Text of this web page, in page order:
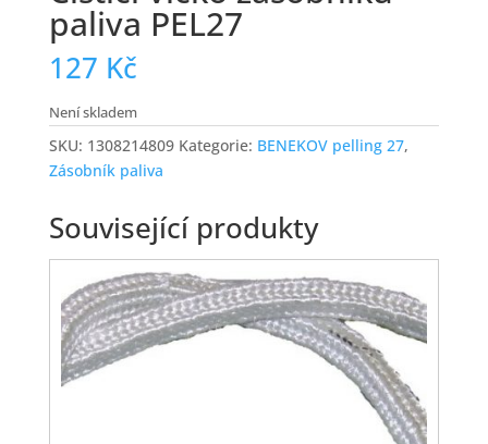
paliva PEL27
127 Kč
Není skladem
SKU: 1308214809 Kategorie: BENEKOV pelling 27,
Zásobník paliva
Související produkty